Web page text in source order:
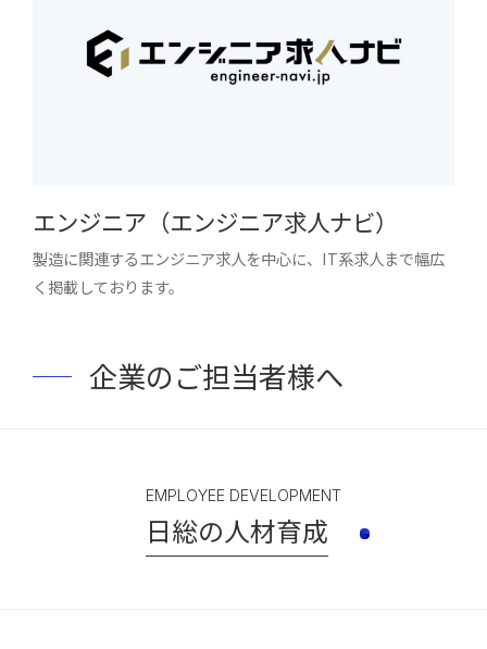
エンジニア（エンジニア求人ナビ）
製造に関連するエンジニア求人を中心に、IT系求人まで幅広
く掲載しております。
企業のご担当者様へ
EMPLOYEE DEVELOPMENT
日総の人材育成